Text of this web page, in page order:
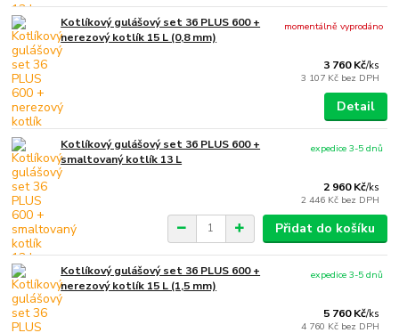
Kotlíkový gulášový set 36 PLUS 600 +
nerezový kotlík 15 L (0,8 mm)
3 760 Kč/ks
3 107 Kč bez DPH
momentálně vyprodáno
Detail
Kotlíkový gulášový set 36 PLUS 600 +
smaltovaný kotlík 13 L
2 960 Kč/ks
2 446 Kč bez DPH
expedice 3-5 dnů
Přidat do košíku
Kotlíkový gulášový set 36 PLUS 600 +
nerezový kotlík 15 L (1,5 mm)
5 760 Kč/ks
4 760 Kč bez DPH
expedice 3-5 dnů